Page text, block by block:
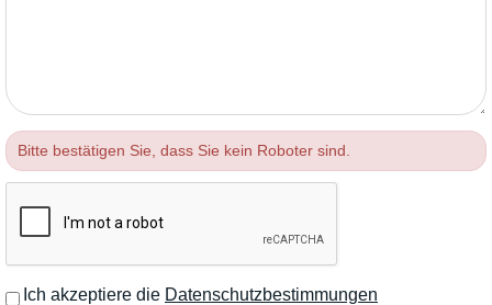
Bitte bestätigen Sie, dass Sie kein Roboter sind.
Ich akzeptiere die Datenschutzbestimmungen